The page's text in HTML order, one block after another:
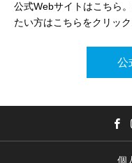
公式Webサイトはこちら
たい方はこちらをクリック
公
個